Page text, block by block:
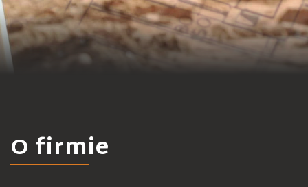
O firmie